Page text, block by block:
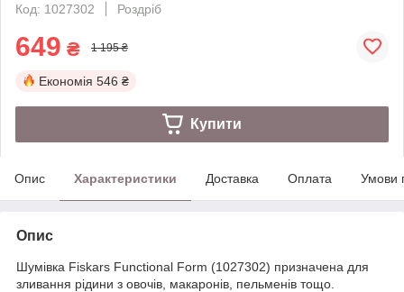
Код: 1027302
Роздріб
649 ₴ 1 195 ₴
Економія 546 ₴
Купити
Опис Характеристики Доставка Оплата Умови
Опис
Шумівка Fiskars Functional Form (1027302) призначена для
зливання рідини з овочів, макаронів, пельменів тощо.